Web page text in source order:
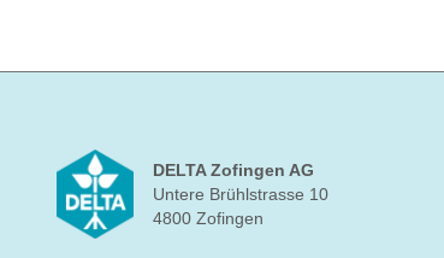
DELTA Zofingen AG
Untere Brühlstrasse 10
4800 Zofingen